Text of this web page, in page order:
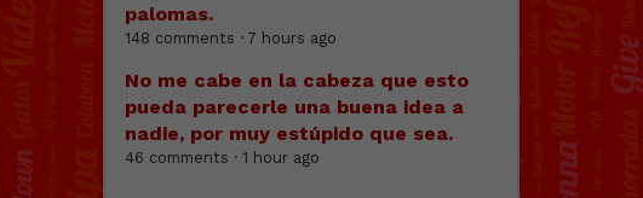
palomas.
148 comments · 7 hours ago
No me cabe en la cabeza que esto
pueda parecerle una buena idea a
nadie, por muy estúpido que sea.
46 comments · 1 hour ago